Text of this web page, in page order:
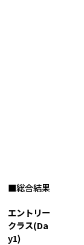
■総合結果
エントリー
クラス(Da
y1)